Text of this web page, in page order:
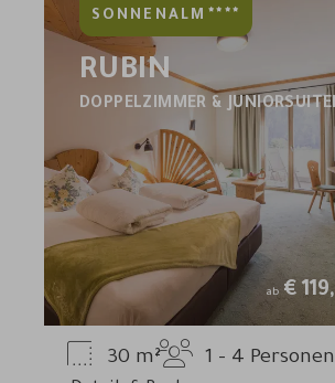
SONNENALM
RUBIN
DOPPELZIMMER &
ab €
1 - 4 Personen
30 m²